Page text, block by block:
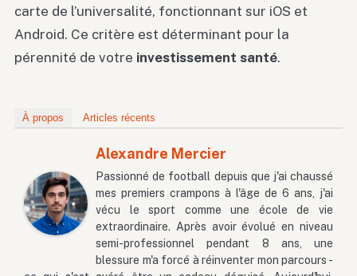
carte de l’universalité, fonctionnant sur iOS et
Android. Ce critère est déterminant pour la
pérennité de votre investissement santé.
À propos Articles récents
Alexandre Mercier
Passionné de football depuis que j'ai chaussé
mes premiers crampons à l'âge de 6 ans, j'ai
vécu le sport comme une école de vie
extraordinaire. Après avoir évolué en niveau
semi-professionnel pendant 8 ans, une
blessure m'a forcé à réinventer mon parcours -